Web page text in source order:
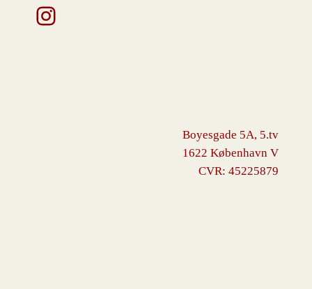
Instagram
Boyesgade 5A, 5.tv
1622 København V
CVR: 45225879